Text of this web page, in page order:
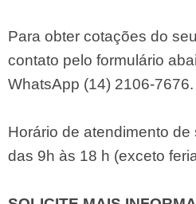
Para obter cotações do
contato pelo formulário
WhatsApp (14) 2106-7676.
Horário de atendimento
das 9h às 18 h (exceto